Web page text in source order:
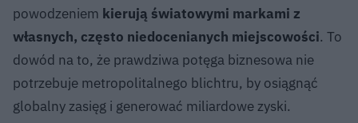
powodzeniem kierują światowymi markami z
własnych, często niedocenianych miejscowości. To
dowód na to, że prawdziwa potęga biznesowa nie
potrzebuje metropolitalnego blichtru, by osiągnąć
globalny zasięg i generować miliardowe zyski.